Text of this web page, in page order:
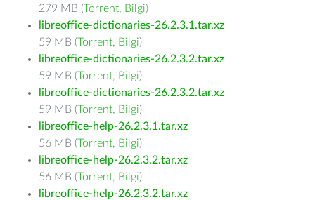
279 MB (Torrent, Bilgi)
libreoffice-dictionaries-26.2.3.1.tar.xz
59 MB (Torrent, Bilgi)
libreoffice-dictionaries-26.2.3.2.tar.xz
59 MB (Torrent, Bilgi)
libreoffice-dictionaries-26.2.3.2.tar.xz
59 MB (Torrent, Bilgi)
libreoffice-help-26.2.3.1.tar.xz
56 MB (Torrent, Bilgi)
libreoffice-help-26.2.3.2.tar.xz
56 MB (Torrent, Bilgi)
libreoffice-help-26.2.3.2.tar.xz